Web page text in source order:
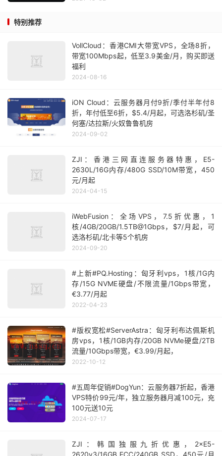
特别推荐
VollCloud：香港CMI大带宽VPS，全场8折，
带宽100Mbps起，低至3.9美金/月，购买即送
福利
2024-08-16
iON Cloud：云服务器月付9折/季付半年付8
折，年付低至6折，$5.4/月起，可选洛杉矶/圣
何塞/达拉斯/火奴鲁鲁机房
2024-09-02
ZJI：香港三网直连服务器特惠，E5-
2630L/16G内存/480G SSD/10M带宽，450
元/月起
2024-04-15
iWebFusion：全场VPS，7.5折优惠，1
核/4GB/20GB/1.5TB@1Gbps，$7/月起，可
选洛杉矶/北卡等5个机房
2024-09-20
#上新#PQ.Hosting：匈牙利vps，1核/1G内
存/15G NVME硬盘/不限流量/1Gbps带宽，
€3.77/月起
2022-04-23
#版权宽松#ServerAstra：匈牙利布达佩斯机
房vps，1核/1GB内存/20GB NVMe硬盘/2TB
流量/10Gbps带宽，€3.99/月起，
2022-10-12
#五周年促销#DogYun：云服务器7折起，香港
VPS特价99元/年，独立服务器月减100元，充
100元送10元
2024-07-17
ZJI：韩国独服九折优惠，2×E5-
2620v3/16GB ECC/240GB SSD，450元/月